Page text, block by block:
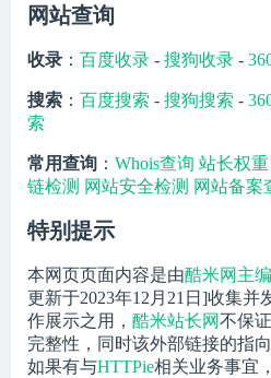
网站查询
收录 ： 百度收录 - 搜狗收录 -
搜索 ： 百度搜索 - 搜狗搜索 -
索
常用查询 ： Whois查询 站长权重
链检测 网站安全检测 网站备案
特别提示
本网页页面内容是由酷米网主编
更新于2023年12月21日]收集并
作展示之用， 酷米站长网不保
完整性，同时该外部链接的指
如果有与HTTPie相关业务事宜